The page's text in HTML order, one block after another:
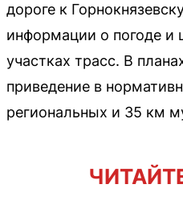
дороге к
информации о погоде
участках трасс. В
приведение в
региональных и 35 км